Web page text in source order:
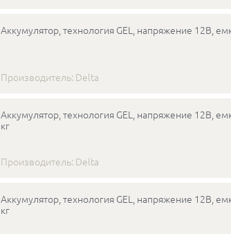
Аккумулятор, технология GEL, напряжение 12В,
Производитель: Delta
Аккумулятор, технология GEL, напряжение 12В,
кг
Производитель: Delta
Аккумулятор, технология GEL, напряжение 12В,
кг